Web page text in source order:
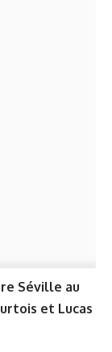
Séville au
et Lucas